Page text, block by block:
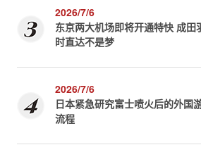
2026/7/6
东京两大机场即将开通特快 成田
时直达不是梦
2026/7/6
日本紧急研究富士喷火后的外国
流程